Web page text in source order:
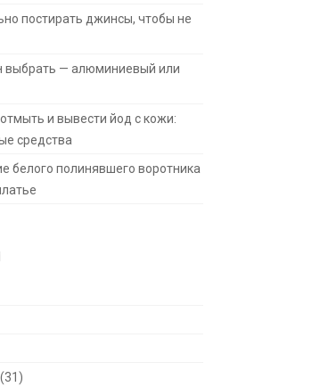
постирать джинсы, чтобы не
выбрать — алюминиевый или
и вывести йод с кожи:
средства
белого полинявшего воротника
(31)